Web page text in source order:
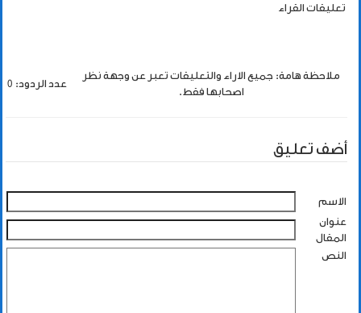
تعليقات القراء
ملاحظة هامة: جميع الاراء والتعليقات تعبر عن وجهة نظر
اصحابها فقط.
عدد الردود: 0
أضف تعليق
الاسم
عنوان
المقال
النص